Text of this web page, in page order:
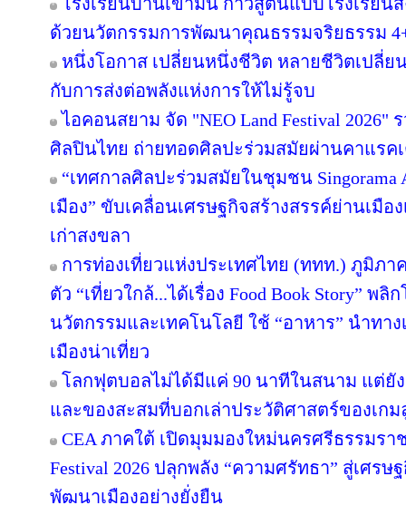
ด้วยนวัตกรรมการพัฒนาคุณธรรมจริยธรรม
หนึ่งโอกาส เปลี่ยนหนึ่งชีวิต หลายชีวิตเปลี่ย
กับการส่งต่อพลังแห่งการให้ไม่รู้จบ
ไอคอนสยาม จัด "NEO Land Festival 2026"
ศิลปินไทย ถ่ายทอดศิลปะร่วมสมัยผ่านคาแรค
“เทศกาลศิลปะร่วมสมัยในชุมชน Singorama
เมือง” ขับเคลื่อนเศรษฐกิจสร้างสรรค์ย่านเมือ
เก่าสงขลา
การท่องเที่ยวแห่งประเทศไทย (ททท.) ภูมิภ
ตัว “เที่ยวใกล้...ได้เรื่อง Food Book Story” พ
นวัตกรรมและเทคโนโลยี ใช้ “อาหาร” นำทาง
เมืองน่าเที่ยว
โลกฟุตบอลไม่ได้มีแค่ 90 นาทีในสนาม แต่ยัง
และของสะสมที่บอกเล่าประวัติศาสตร์ของเก
CEA ภาคใต้ เปิดมุมมองใหม่นครศรีธรรมรา
Festival 2026 ปลุกพลัง “ความศรัทธา” สู่เศร
พัฒนาเมืองอย่างยั่งยืน